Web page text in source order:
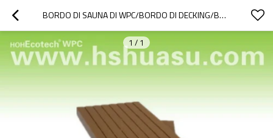
BORDO DI SAUNA DI WPC/BORDO DI DECKING/BORDO DIY DELLE MATTONELLE
1 / 1